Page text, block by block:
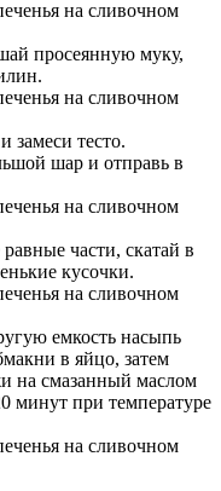
просеянную муку,
замеси тесто.
шар и отправь в
части, скатай в
кусочки.
емкость насыпь
в яйцо, затем
на смазанный маслом
минут при температуре